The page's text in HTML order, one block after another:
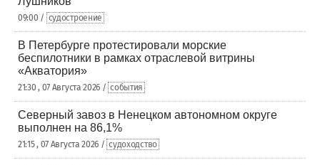
09:00 / судостроение
В Петербурге протестировали морские
беспилотники в рамках отраслевой витрины
«Акватория»
21:30 , 07 Августа 2026 / события
Северный завоз в Ненецком автономном округе
выполнен на 86,1%
21:15 , 07 Августа 2026 / судоходство